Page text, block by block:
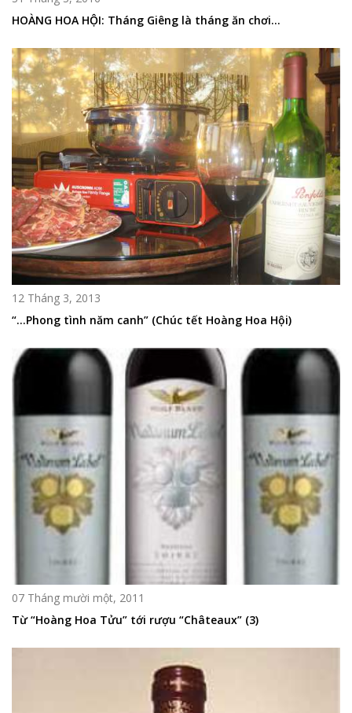
HOÀNG HOA HỘI: Tháng Giêng là tháng ăn chơi…
12 Tháng 3, 2013
“…Phong tình năm canh” (Chúc tết Hoàng Hoa Hội)
07 Tháng mười một, 2011
Từ “Hoàng Hoa Tửu” tới rượu “Châteaux” (3)